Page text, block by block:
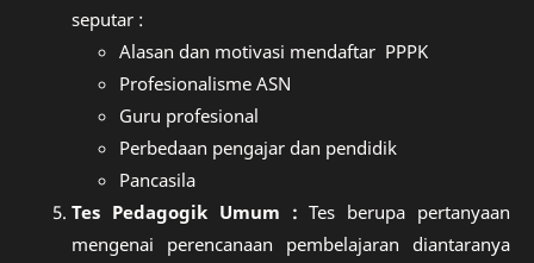
seputar :
Alasan dan motivasi mendaftar PPPK
Profesionalisme ASN
Guru profesional
Perbedaan pengajar dan pendidik
Pancasila
Tes Pedagogik Umum :Tes berupa pertanyaan
mengenai perencanaan pembelajaran diantaranya